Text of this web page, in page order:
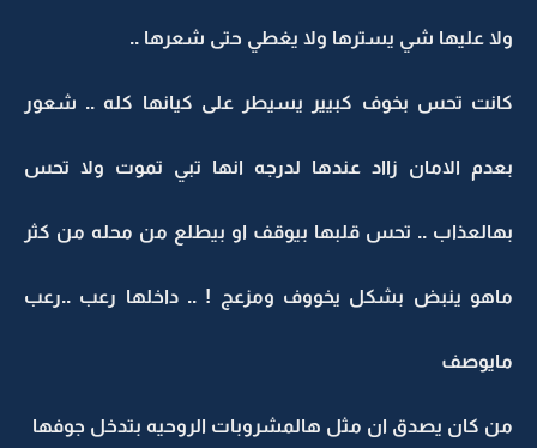
ولا عليها شي يسترها ولا يغطي حتى شعرها ..
كانت تحس بخوف كبيير يسيطر على كيانها كله .. شعور
بعدم الامان زااد عندها لدرجه انها تبي تموت ولا تحس
بهالعذاب .. تحس قلبها بيوقف او بيطلع من محله من كثر
ماهو ينبض بشكل يخووف ومزعج ! .. داخلها رعب ..رعب
مايوصف
من كان يصدق ان مثل هالمشروبات الروحيه بتدخل جوفها